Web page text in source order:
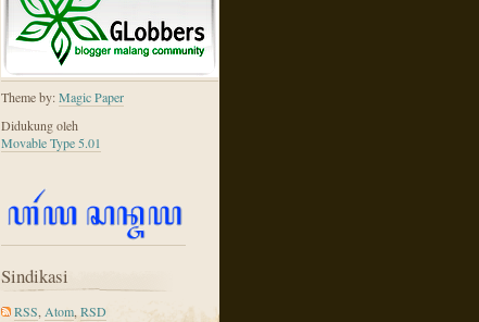
Theme by:Magic Paper
Didukung oleh
Movable Type 5.01
Sindikasi
RSS Atom, RSD